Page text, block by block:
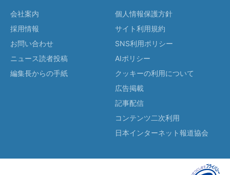
会社案内
採用情報
お問い合わせ
ニュース読者投稿
編集長からの手紙
個人情報保護方針
サイト利用規約
SNS利用ポリシー
AIポリシー
クッキーの利用について
広告掲載
記事配信
コンテンツ二次利用
日本インターネット報道協会